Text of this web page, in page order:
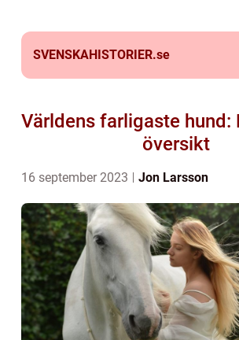
SVENSKAHISTORIER.se
Världens farligaste hund:
översikt
16 september 2023 Jon Larsson